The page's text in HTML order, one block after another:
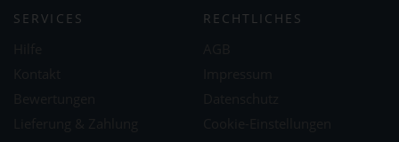
SERVICES RECHTLICHES